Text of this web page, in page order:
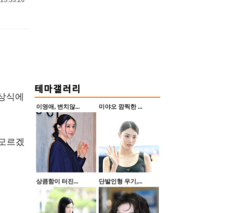
식에
르겠
이영애, 변치않... 미야오 깜찍한 ...
상큼함이 터진... 단발인형 우기,...